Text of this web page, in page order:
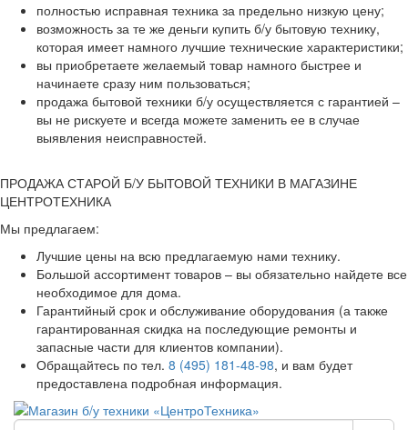
полностью исправная техника за предельно низкую цену;
возможность за те же деньги купить б/у бытовую технику,
которая имеет намного лучшие технические характеристики;
вы приобретаете желаемый товар намного быстрее и
начинаете сразу ним пользоваться;
продажа бытовой техники б/у осуществляется с гарантией –
вы не рискуете и всегда можете заменить ее в случае
выявления неисправностей.
ПРОДАЖА СТАРОЙ Б/У БЫТОВОЙ ТЕХНИКИ В МАГАЗИНЕ
ЦЕНТРОТЕХНИКА
Мы предлагаем:
Лучшие цены на всю предлагаемую нами технику.
Большой ассортимент товаров – вы обязательно найдете все
необходимое для дома.
Гарантийный срок и обслуживание оборудования (а также
гарантированная скидка на последующие ремонты и
запасные части для клиентов компании).
Обращайтесь по тел. 8 (495) 181-48-98, и вам будет
предоставлена подробная информация.